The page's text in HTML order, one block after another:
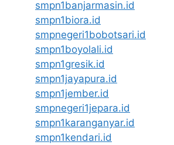
smpn1banjarmasin.id
smpn1biora.id
smpnegeri1bobotsari.id
smpn1boyolali.id
smpn1gresik.id
smpn1jayapura.id
smpn1jember.id
smpnegeri1jepara.id
smpn1karanganyar.id
smpn1kendari.id